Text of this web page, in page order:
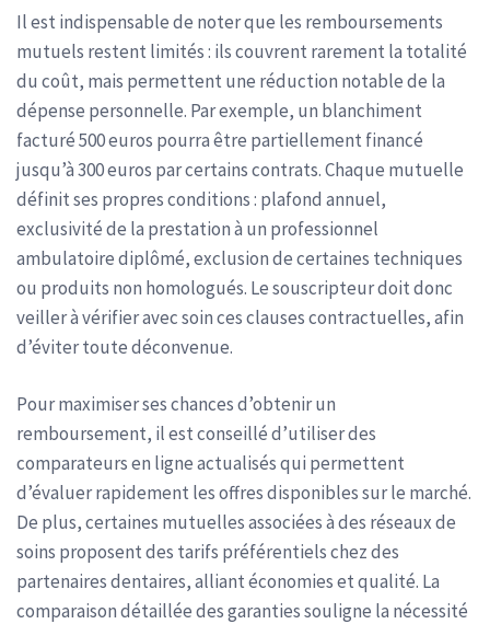
Il est indispensable de noter que les remboursements
mutuels restent limités : ils couvrent rarement la totalité
du coût, mais permettent une réduction notable de la
dépense personnelle. Par exemple, un blanchiment
facturé 500 euros pourra être partiellement financé
jusqu’à 300 euros par certains contrats. Chaque mutuelle
définit ses propres conditions : plafond annuel,
exclusivité de la prestation à un professionnel
ambulatoire diplômé, exclusion de certaines techniques
ou produits non homologués. Le souscripteur doit donc
veiller à vérifier avec soin ces clauses contractuelles, afin
d’éviter toute déconvenue.
Pour maximiser ses chances d’obtenir un
remboursement, il est conseillé d’utiliser des
comparateurs en ligne actualisés qui permettent
d’évaluer rapidement les offres disponibles sur le marché.
De plus, certaines mutuelles associées à des réseaux de
soins proposent des tarifs préférentiels chez des
partenaires dentaires, alliant économies et qualité. La
comparaison détaillée des garanties souligne la nécessité